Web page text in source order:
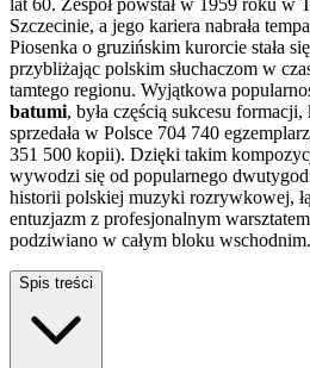
Szczecinie, a jego kariera nabrała
Piosenka o gruzińskim kurorcie stała
przybliżając polskim słuchaczom w
tamtego regionu. Wyjątkowa
batumi, była częścią sukcesu
sprzedała w Polsce 704 740
351 500 kopii). Dzięki takim
wywodzi się od popularnego
historii polskiej muzyki rozrywkowej,
entuzjazm z profesjonalnym
podziwiano w całym bloku wschodnim.
Spis treści